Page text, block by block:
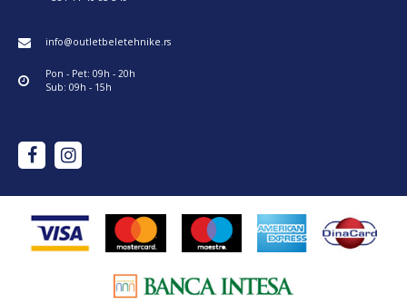
info@outletbeletehnike.rs
Pon - Pet: 09h - 20h
Sub: 09h - 15h